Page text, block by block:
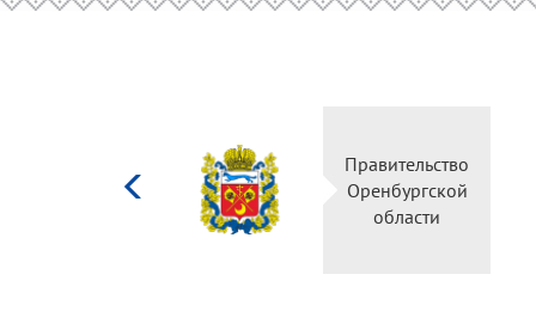
Правительство
Оренбургской
области